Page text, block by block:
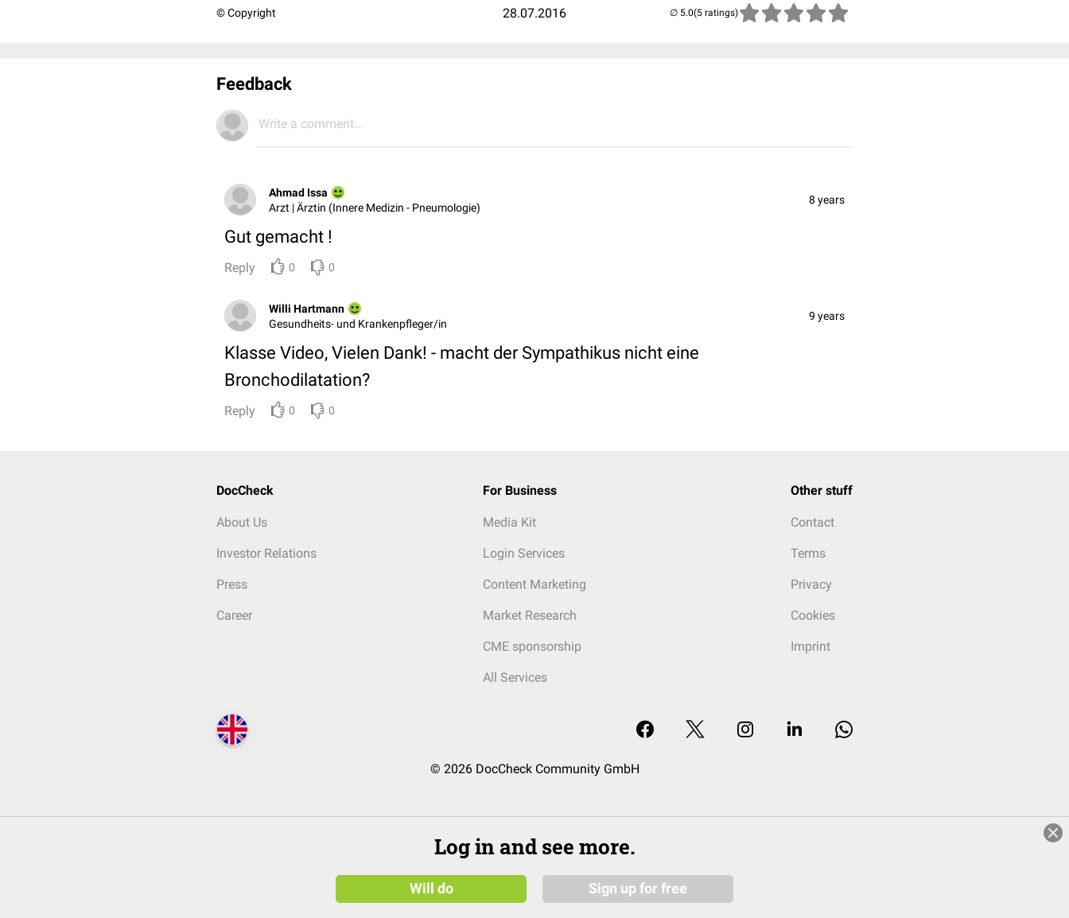
© Copyright 28.07.2016 (5 ratings)
Feedback
Write a comment...
Ahmad Issa
Arzt | Ärztin (Innere Medizin - Pneumologie)
8 years
Gut gemacht !
Reply 0 0
Willi Hartmann
Gesundheits- und Krankenpfleger/in
9 years
Klasse Video, Vielen Dank! - macht der Sympathikus nicht eine
Bronchodilatation?
Reply 0 0
DocCheck
About Us
Investor Relations
Press
Career
For Business
Media Kit
Login Services
Content Marketing
Market Research
CME sponsorship
All Services
Other stuff
Contact
Terms
Privacy
Cookies
Imprint
© 2026 DocCheck Community GmbH
Log in and see more.
Will do Sign up for free